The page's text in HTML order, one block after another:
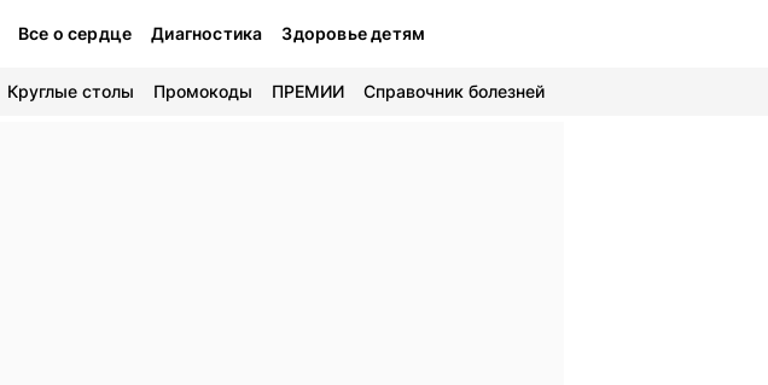
Все о сердце Диагностика Здоровье детям
Круглые столы Промокоды ПРЕМИИ Справочник болезней